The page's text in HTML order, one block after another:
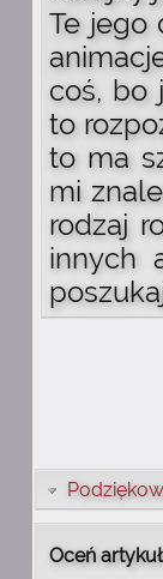
Te jego
coś, bo
to
to ma
mi
rodzaj
innych
Oceń